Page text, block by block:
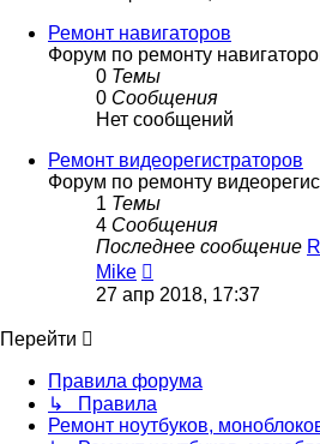
Ремонт навигаторов
Форум по ремонту
0 Темы
0 Сообщения
Нет сообщений
Ремонт видеорегистраторов
Форум по ремонту
1 Темы
4 Сообщения
Последнее сообщение
Mike
к
последнему
27 апр 2018, 17:37
Перейти
Правила форума
↳ Правила
Ремонт ноутбуков,